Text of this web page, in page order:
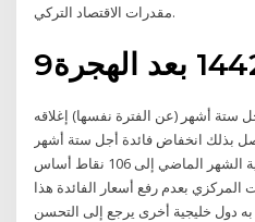
مقدرات الاقتصاد التركي.
ستة أشهر (عن الفترة نفسها) إغلاقه
المائة. وليصل بذلك انخفاض فائدة أجل ستة أشهر
منذ بداية العام الجاري حتى نهاية الشهر الماضي إلى 106 نقاط أساس
المركزي بعدم رفع أسعار الفائدة هذا
دول خليجية أخرى يرجع إلى التحسن